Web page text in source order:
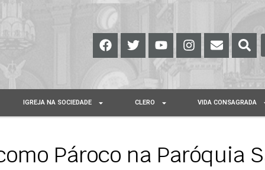
IGREJA NA SOCIEDADE CLERO VIDA CONSAGRADA
Pároco na Paróquia